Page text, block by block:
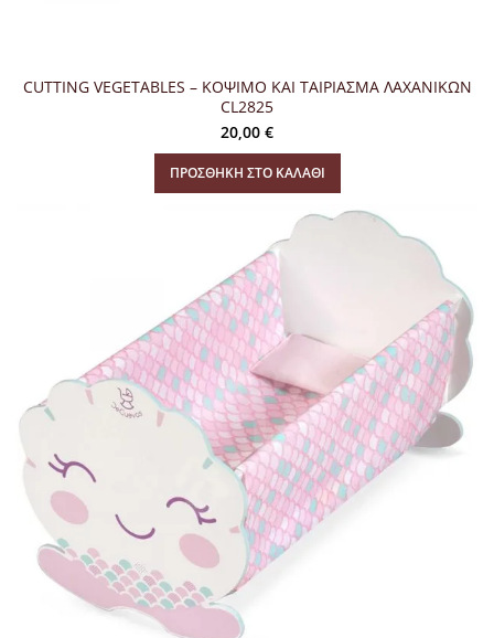
CUTTING VEGETABLES – ΚΟΨΙΜΟ ΚΑΙ ΤΑΙΡΙΑΣΜΑ ΛΑΧΑΝΙΚΩΝ
CL2825
20,00 €
ΠΡΟΣΘΉΚΗ ΣΤΟ ΚΑΛΆΘΙ